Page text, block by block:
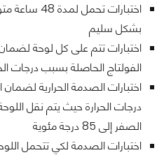
اختبارات
بشكل سليم
اختبارات تتم على كل لوحة
الفولتاج الحاصلة بسبب درجات
اختبارات الصدمة الحرارية
الصفر إلى 85 درجة مئوية
اختبارات الصدمة لكي تتحمل